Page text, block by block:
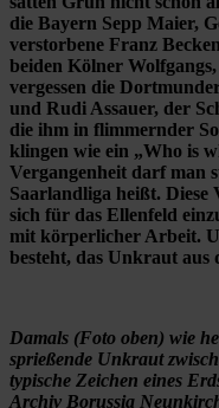
die Bayern Sepp Maier,
verstorbene Franz
beiden Kölner
vergessen die
und Rudi Assauer, der
die ihm in flimmernder
klingen wie ein „Who is
Vergangenheit darf man
Saarlandliga heißt. Diese
sich für das Ellenfeld
mit körperlicher Arbeit.
besteht, das Unkraut aus
Damals (Foto oben) wie
sprießende Unkraut
typische Zeichen eines
Archiv Borussia